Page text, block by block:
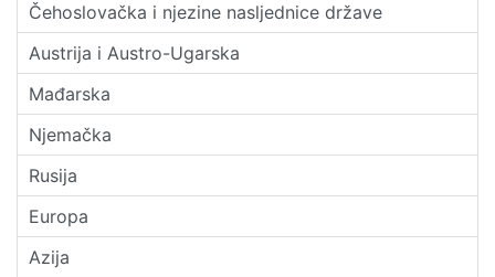
Čehoslovačka i njezine nasljednice države
Austrija i Austro-Ugarska
Mađarska
Njemačka
Rusija
Europa
Azija